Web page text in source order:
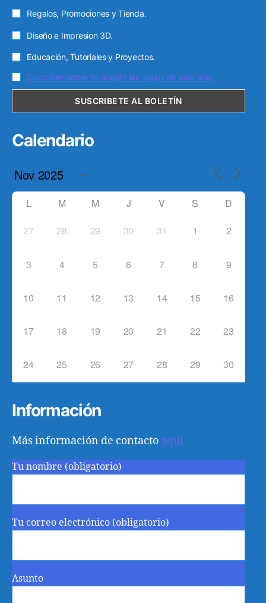
Regalos, Promociones y Tienda.
Diseño e Impresion 3D.
Educación, Tutoriales y Proyectos.
Suscribiendome Yo acepto las reglas de este sitio.
Calendario
L M M J V S D
27 28 29 30 31 1 2
3 4 5 6 7 8 9
10 11 12 13 14 15 16
17 18 19 20 21 22 23
24 25 26 27 28 29 30
Información
Más información de contacto aquí
Tu nombre (obligatorio)
Tu correo electrónico (obligatorio)
Asunto